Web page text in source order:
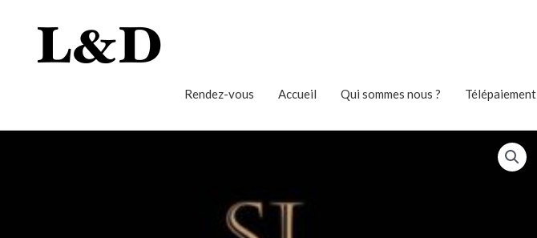
Rendez-vous Accueil Qui sommes nous ? Télépaiement